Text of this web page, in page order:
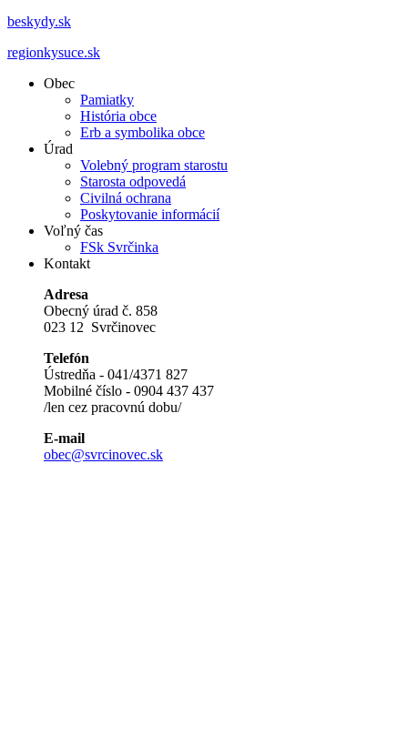
beskydy.sk
regionkysuce.sk
Obec
Pamiatky
História obce
Erb a symbolika obce
Úrad
Volebný program starostu
Starosta odpovedá
Civilná ochrana
Poskytovanie informácií
Voľný čas
FSk Svrčinka
Kontakt
Adresa
Obecný úrad č. 858
023 12 Svrčinovec
Telefón
Ústredňa - 041/4371 827
Mobilné číslo - 0904 437 437
/len cez pracovnú dobu/
E-mail
obec@svrcinovec.sk